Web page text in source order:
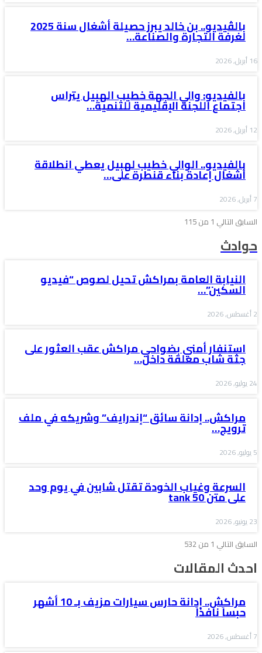
بالڤيديو.. بن خالد يبرز حصيلة أشغال سنة 2025
لغرفة التجارة والصناعة…
16 أبريل, 2026
بالفيديو: والي الجهة خطيب الهبيل يتراس
اجتماع اللجنة الإقليمية للتنمية…
12 أبريل, 2026
بالفيديو.. الوالي خطيب لهبيل يعطي انطلاقة
أشغال إعادة بناء قنطرة على…
7 أبريل, 2026
السابق التالي 1 من 115
حوادث
النيابة العامة بمراكش تحيل لصوص “فيديو
السكين”…
2 أغسطس, 2026
استنفار أمني بضواحي مراكش عقب العثور على
جثة شاب معلقة داخل…
24 يوليو, 2026
مراكش.. إدانة سائق “إندرايف” وشريكه في ملف
ترويج…
5 يوليو, 2026
السرعة وغياب الخودة تقتل شابين في يوم وحد
على متن tank 50
23 يونيو, 2026
السابق التالي 1 من 532
احدث المقالات
مراكش.. إدانة حارس سيارات مزيف بـ 10 أشهر
حبساً نافذاً
7 أغسطس, 2026